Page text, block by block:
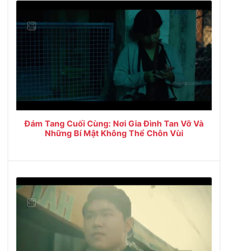
Đám Tang Cuối Cùng: Nơi Gia Đình Tan Vỡ Và
Những Bí Mật Không Thể Chôn Vùi